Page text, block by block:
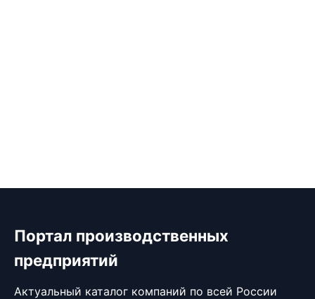
Портал производственных
предприятий
Актуальный каталог компаний по всей России